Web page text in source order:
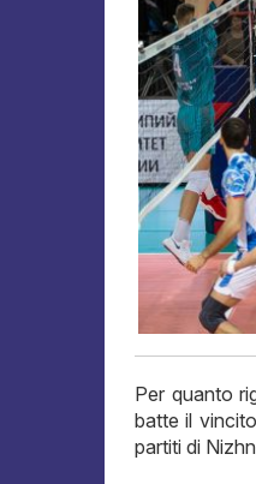
Per quanto
batte il
partiti di